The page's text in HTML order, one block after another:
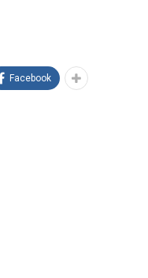
Facebook